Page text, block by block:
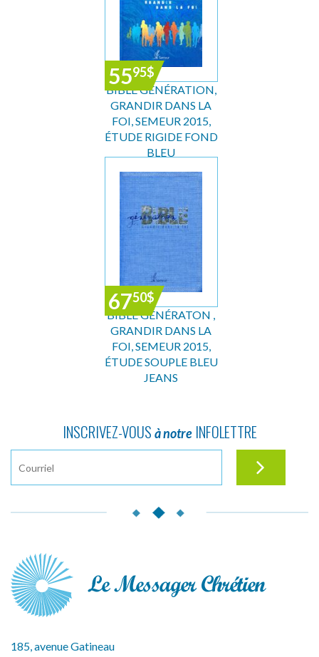
5595$
BIBLE GÉNÉRATION,
GRANDIR DANS LA
FOI, SEMEUR 2015,
ÉTUDE RIGIDE FOND
BLEU
6750$
BIBLE GÉNÉRATON ,
GRANDIR DANS LA
FOI, SEMEUR 2015,
ÉTUDE SOUPLE BLEU
JEANS
INSCRIVEZ-VOUS à notreINFOLETTRE
185, avenue Gatineau